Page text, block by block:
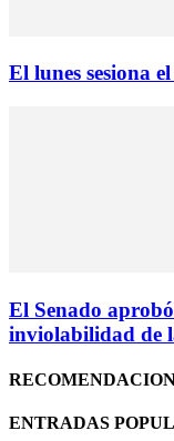
El lunes sesiona
El Senado
inviolabilidad de
ENTRADAS